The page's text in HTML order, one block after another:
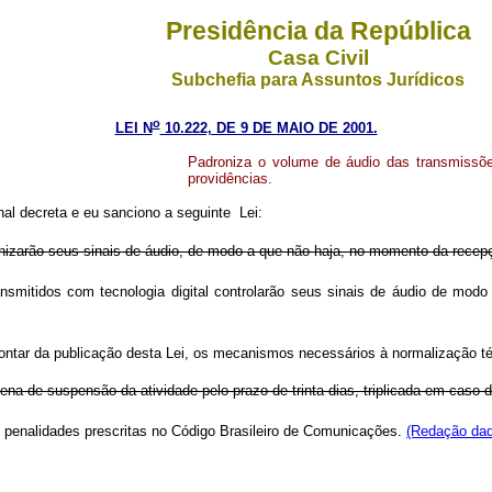
Presidência da República
Casa Civil
Subchefia para Assuntos Jurídicos
LEI No10.222, DE 9 DE MAIO DE 2001.
Padroniza o volume de áudio das
providências.
decreta e eu sanciono a seguinte Lei:
seus sinais de áudio, de modo a que não haja, no momento da
com tecnologia digital controlarão seus sinais de áudio de
da publicação desta Lei, os mecanismos necessários à normalização
de suspensão da atividade pelo prazo de trinta dias, triplicada em caso
prescritas no Código Brasileiro de Comunicações. (Redação